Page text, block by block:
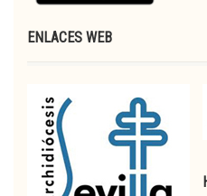
ENLACES WEB